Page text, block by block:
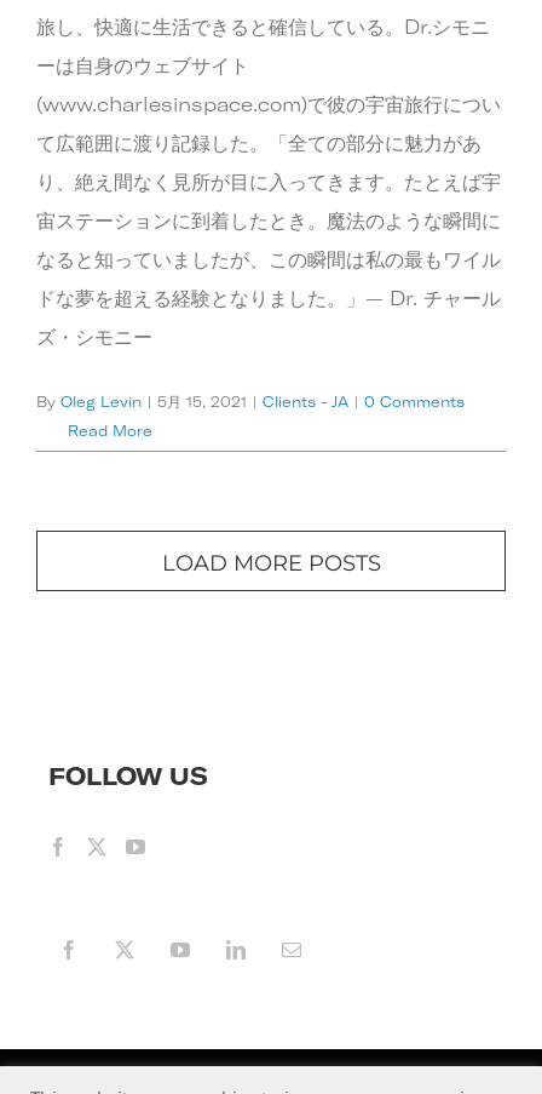
旅し、快適に生活できると確信している。Dr.シモニ
ーは自身のウェブサイト
(www.charlesinspace.com)で彼の宇宙旅行につい
て広範囲に渡り記録した。「全ての部分に魅力があ
り、絶え間なく見所が目に入ってきます。たとえば宇
宙ステーションに到着したとき。魔法のような瞬間に
なると知っていましたが、この瞬間は私の最もワイル
ドな夢を超える経験となりました。」— Dr. チャール
ズ・シモニー
By Oleg Levin | 5月 15, 2021 | Clients - JA | 0 Comments
Read More
LOAD MORE POSTS
FOLLOW US